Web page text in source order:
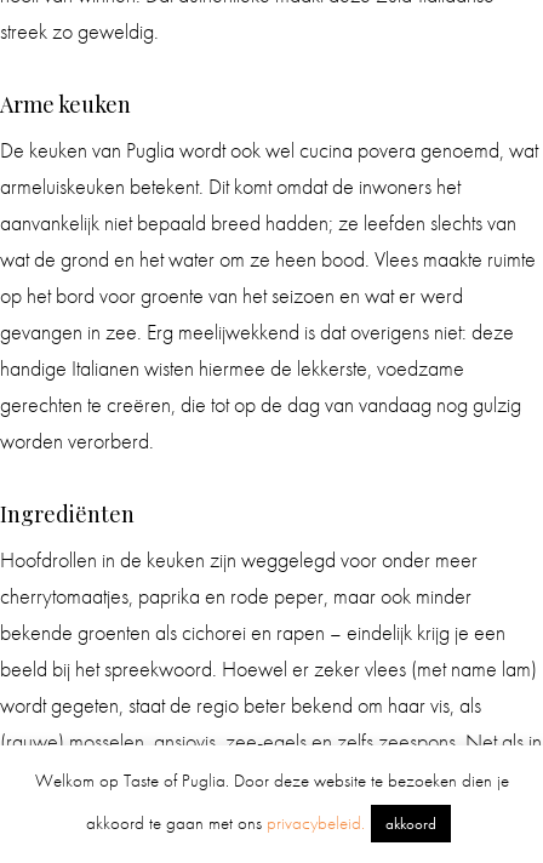
streek zo geweldig.
Arme keuken
De keuken van Puglia wordt ook wel cucina povera genoemd, wat
armeluiskeuken betekent. Dit komt omdat de inwoners het
aanvankelijk niet bepaald breed hadden; ze leefden slechts van
wat de grond en het water om ze heen bood. Vlees maakte ruimte
op het bord voor groente van het seizoen en wat er werd
gevangen in zee. Erg meelijwekkend is dat overigens niet: deze
handige Italianen wisten hiermee de lekkerste, voedzame
gerechten te creëren, die tot op de dag van vandaag nog gulzig
worden verorberd.
Ingrediënten
Hoofdrollen in de keuken zijn weggelegd voor onder meer
cherrytomaatjes, paprika en rode peper, maar ook minder
bekende groenten als cichorei en rapen – eindelijk krijg je een
beeld bij het spreekwoord. Hoewel er zeker vlees (met name lam)
wordt gegeten, staat de regio beter bekend om haar vis, als
(rauwe) mosselen, ansjovis, zee-egels en zelfs zeespons. Net als in
bijna iedere Italiaanse regio, zijn ook hier de inwoners dol op kaas.
Een van de populairste is burrata, een zachte mozzarella met
binnenin room voor een nog vollere smaak. Dankzij een
Welkom op Taste of Puglia. Door deze website te bezoeken dien je
akkoord te gaan met ons privacybeleid. akkoord
0